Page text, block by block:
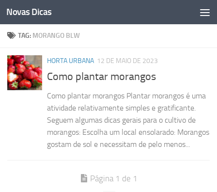
Skip to content
Novas Dicas
TAG: MORANGO BLW
HORTA URBANA 12 DE MAIO DE 2023
Como plantar morangos
Como plantar morangos Plantar morangos é uma
atividade relativamente simples e gratificante.
Seguem algumas dicas gerais para o cultivo de
morangos: Escolha um local ensolarado: Morangos
gostam de sol e necessitam de pelo menos...
Página 1 de 1